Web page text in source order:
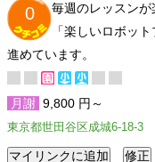
0
毎週のレッスンが
「楽しいロボッ
進めています。
月謝 9,800 円～
東京都世田谷区成城6-18-3